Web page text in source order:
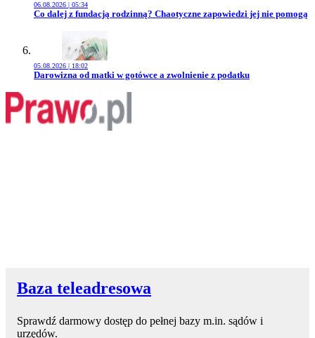
06.08.2026 | 05:34
Przejdź do artykułu:
Co dalej z fundacją rodzinną? Chaotyczne zapowiedzi jej nie pomogą
05.08.2026 | 18:02
Przejdź do artykułu:
Darowizna od matki w gotówce a zwolnienie z podatku
Baza teleadresowa
Sprawdź darmowy dostęp do pełnej bazy m.in. sądów i
urzędów.